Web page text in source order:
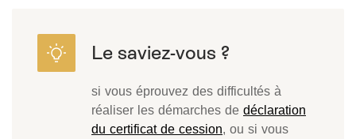
si vous éprouvez des difficultés à
réaliser les démarches de déclaration
du certificat de cession, ou si vous